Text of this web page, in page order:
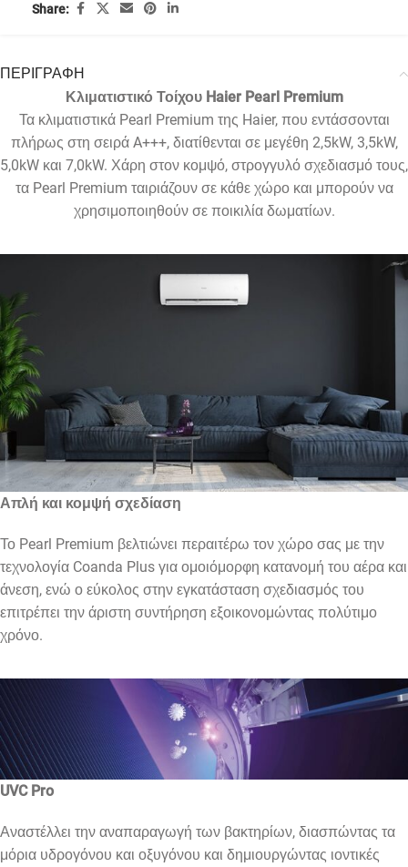
Share:
ΠΕΡΙΓΡΑΦΗ
Κλιματιστικό Τοίχου Haier Pearl Premium
Τα κλιματιστικά Pearl Premium της Haier, που εντάσσονται
πλήρως στη σειρά A+++, διατίθενται σε μεγέθη 2,5kW, 3,5kW,
5,0kW και 7,0kW. Χάρη στον κομψό, στρογγυλό σχεδιασμό τους,
τα Pearl Premium ταιριάζουν σε κάθε χώρο και μπορούν να
χρησιμοποιηθούν σε ποικιλία δωματίων.
Απλή και κομψή σχεδίαση
Το Pearl Premium βελτιώνει περαιτέρω τον χώρο σας με την
τεχνολογία Coanda Plus για ομοιόμορφη κατανομή του αέρα και
άνεση, ενώ ο εύκολος στην εγκατάσταση σχεδιασμός του
επιτρέπει την άριστη συντήρηση εξοικονομώντας πολύτιμο
χρόνο.
UVC Pro
Αναστέλλει την αναπαραγωγή των βακτηρίων, διασπώντας τα
μόρια υδρογόνου και οξυγόνου και δημιουργώντας ιοντικές